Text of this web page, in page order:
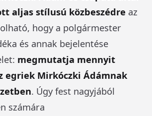
aljas stílusú közbeszédre az
hogy a polgármester
és annak bejelentése
megmutatja mennyit
egriek Mirkóczki Ádámnak
. Úgy fest nagyjából
számára